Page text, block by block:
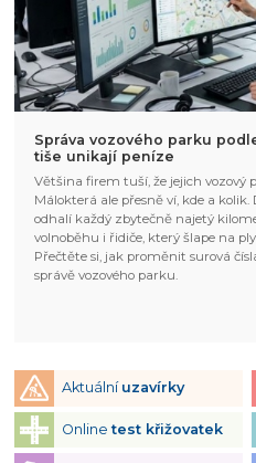
Správa vozového parku
tiše unikají peníze
Většina firem tuší, že jejich vozový
Málokterá ale přesně ví, kde a
odhalí každý zbytečně najetý
volnoběhu i řidiče, který šlape na
Přečtěte si, jak proměnit surová
správě vozového parku.
Aktuální uzavírky
Onlinetest křižovatek